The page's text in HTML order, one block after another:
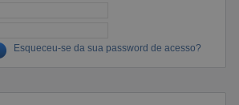
Esqueceu-se da sua password de acesso?